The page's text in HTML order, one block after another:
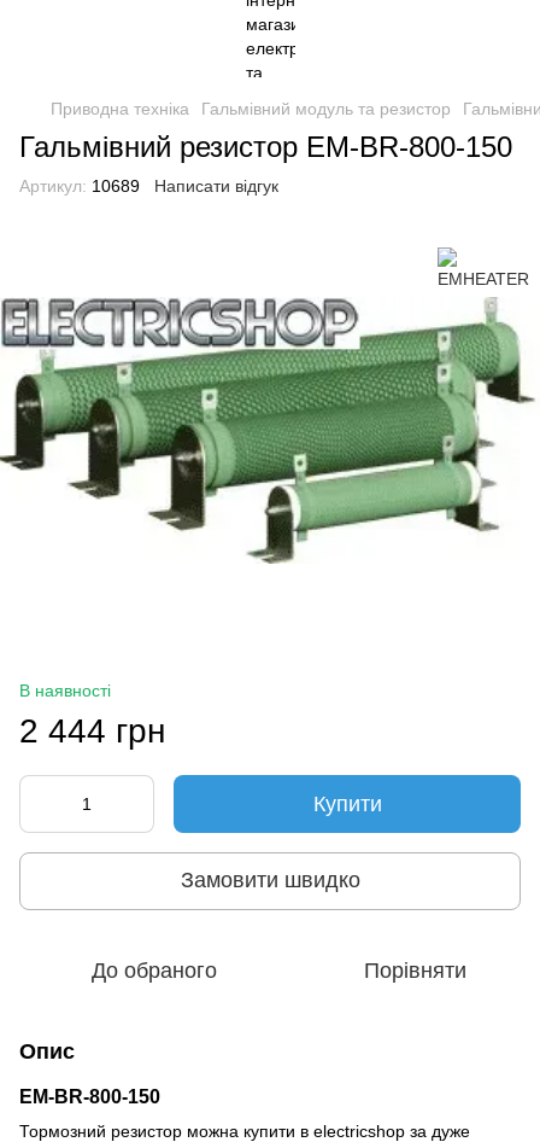
Приводна техніка Гальмівний модуль та резистор
Гальмівний резистор EM-BR-800-150
Артикул: 10689 Написати відгук
В наявності
2 444 грн
Купити
Замовити швидко
До обраного Порівняти
Опис
EM-BR-800-150
Тормозний резистор можна купити в electricshop за дуже